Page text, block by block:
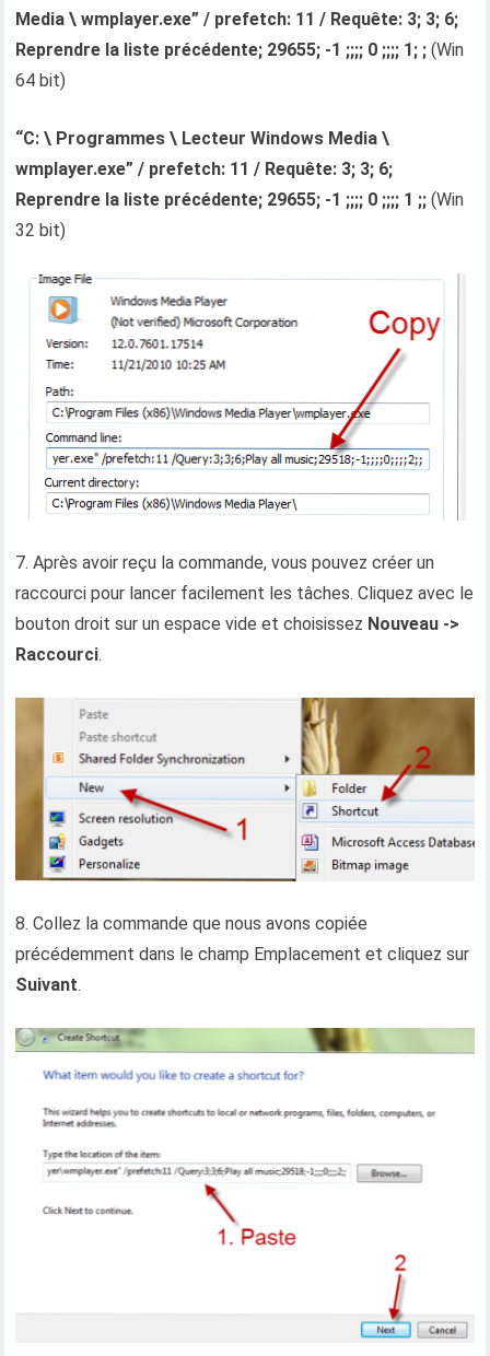
Media \ wmplayer.exe” / prefetch: 11 / Requête: 3; 3; 6;
Reprendre la liste précédente; 29655; -1 ;;;; 0 ;;;; 1; ;(Win
64 bit)
“C: \ Programmes \ Lecteur Windows Media \
wmplayer.exe” / prefetch: 11 / Requête: 3; 3; 6;
Reprendre la liste précédente; 29655; -1 ;;;; 0 ;;;; 1 ;; (Win
32 bit)
7. Après avoir reçu la commande, vous pouvez créer un
raccourci pour lancer facilement les tâches. Cliquez avec le
bouton droit sur un espace vide et choisissez Nouveau ->
Raccourci.
8. Collez la commande que nous avons copiée
précédemment dans le champ Emplacement et cliquez sur
Suivant.